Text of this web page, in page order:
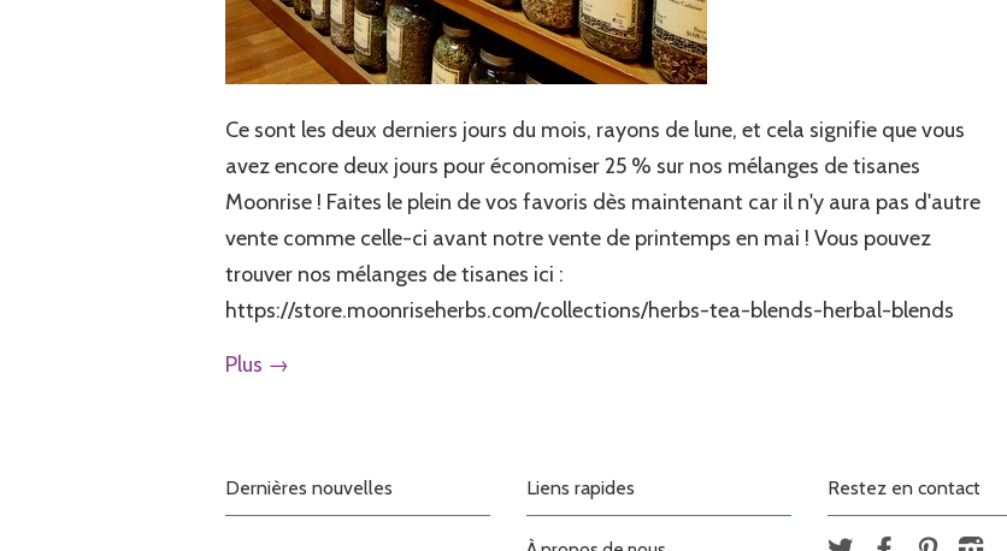
Ce sont les deux derniers jours du mois, rayons de lune, et cela signifie que vous
avez encore deux jours pour économiser 25 % sur nos mélanges de tisanes
Moonrise ! Faites le plein de vos favoris dès maintenant car il n'y aura pas d'autre
vente comme celle-ci avant notre vente de printemps en mai ! Vous pouvez
trouver nos mélanges de tisanes ici :
https://store.moonriseherbs.com/collections/herbs-tea-blends-herbal-blends
Plus →
Dernières nouvelles Liens rapides Restez en contact